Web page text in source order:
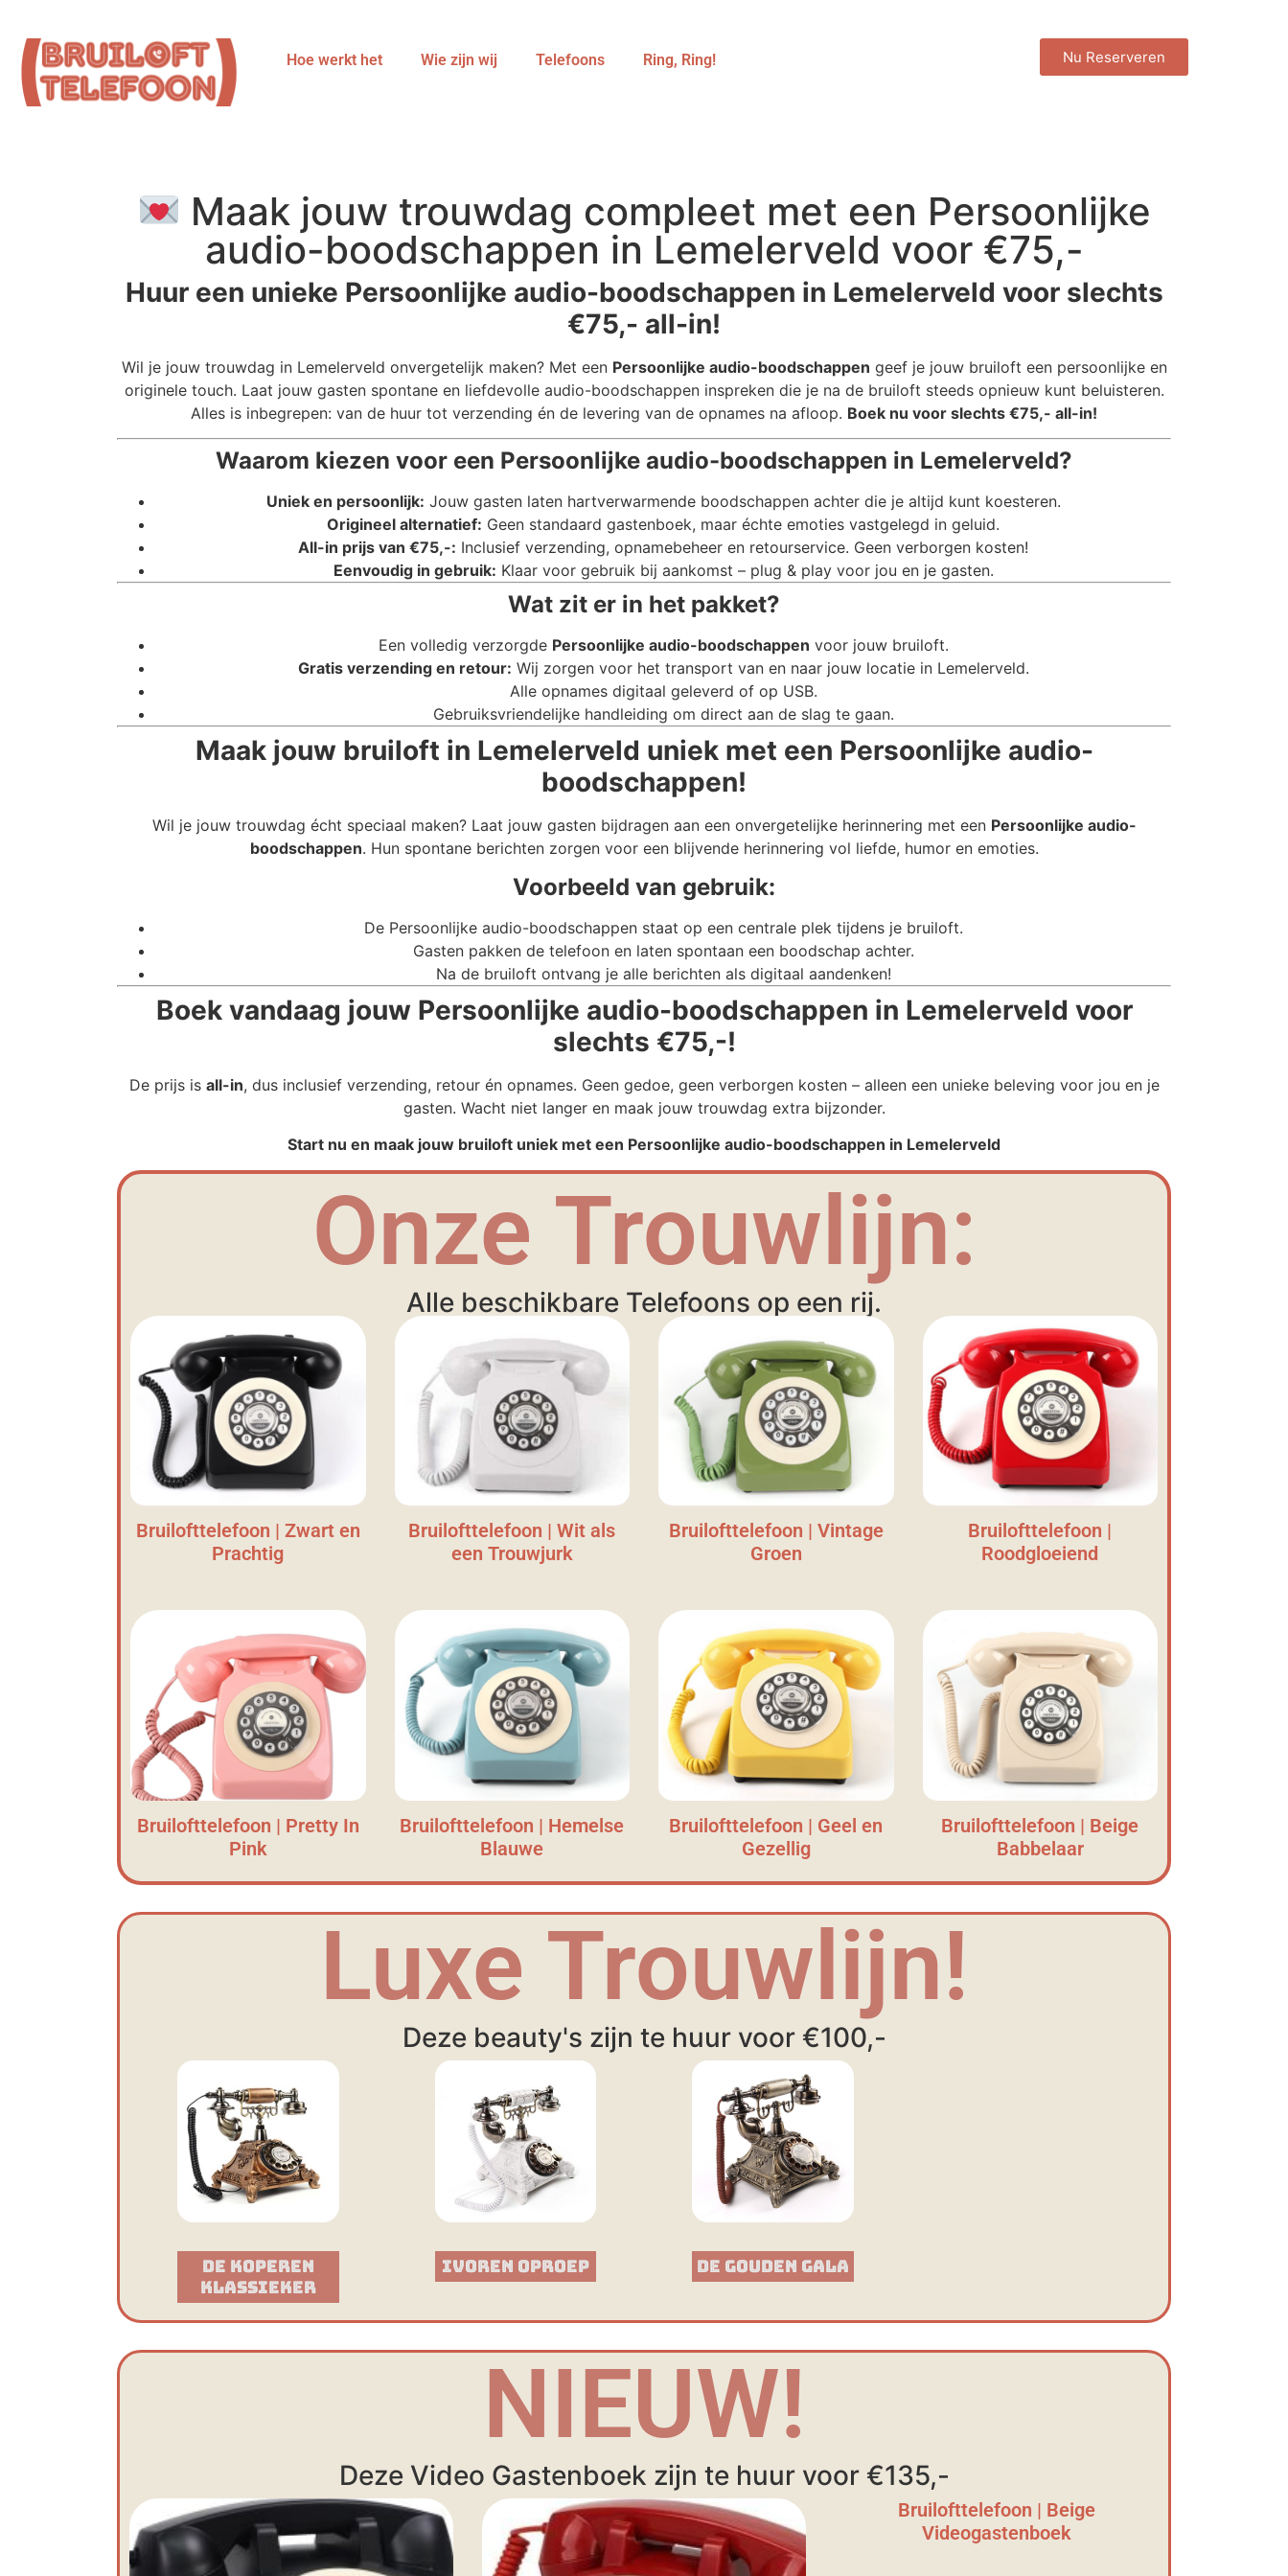
Hoe werkt het Wie zijn wij Telefoons Ring, Ring! Nu Reserveren
Maak jouw trouwdag compleet met een Persoonlijke
audio-boodschappen in Lemelerveld voor €75,-
Huur een unieke Persoonlijke audio-boodschappen in Lemelerveld voor slechts
€75,- all-in!
Wil je jouw trouwdag in Lemelerveld onvergetelijk maken? Met een Persoonlijke audio-boodschappen geef je jouw bruiloft een persoonlijke en
originele touch. Laat jouw gasten spontane en liefdevolle audio-boodschappen inspreken die je na de bruiloft steeds opnieuw kunt beluisteren.
Alles is inbegrepen: van de huur tot verzending én de levering van de opnames na afloop. Boek nu voor slechts €75,- all-in!
Waarom kiezen voor een Persoonlijke audio-boodschappen in Lemelerveld?
Uniek en persoonlijk: Jouw gasten laten hartverwarmende boodschappen achter die je altijd kunt koesteren.
Origineel alternatief: Geen standaard gastenboek, maar échte emoties vastgelegd in geluid.
All-in prijs van €75,-: Inclusief verzending, opnamebeheer en retourservice. Geen verborgen kosten!
Eenvoudig in gebruik: Klaar voor gebruik bij aankomst – plug & play voor jou en je gasten.
Wat zit er in het pakket?
Een volledig verzorgde Persoonlijke audio-boodschappen voor jouw bruiloft.
Gratis verzending en retour: Wij zorgen voor het transport van en naar jouw locatie in Lemelerveld.
Alle opnames digitaal geleverd of op USB.
Gebruiksvriendelijke handleiding om direct aan de slag te gaan.
Maak jouw bruiloft in Lemelerveld uniek met een Persoonlijke audio-
boodschappen!
Wil je jouw trouwdag écht speciaal maken? Laat jouw gasten bijdragen aan een onvergetelijke herinnering met een Persoonlijke audio-
boodschappen. Hun spontane berichten zorgen voor een blijvende herinnering vol liefde, humor en emoties.
Voorbeeld van gebruik:
De Persoonlijke audio-boodschappen staat op een centrale plek tijdens je bruiloft.
Gasten pakken de telefoon en laten spontaan een boodschap achter.
Na de bruiloft ontvang je alle berichten als digitaal aandenken!
Boek vandaag jouw Persoonlijke audio-boodschappen in Lemelerveld voor
slechts €75,-!
De prijs is all-in, dus inclusief verzending, retour én opnames. Geen gedoe, geen verborgen kosten – alleen een unieke beleving voor jou en je
gasten. Wacht niet langer en maak jouw trouwdag extra bijzonder.
Start nu en maak jouw bruiloft uniek met een Persoonlijke audio-boodschappen in Lemelerveld
Onze Trouwlijn:
Alle beschikbare Telefoons op een rij.
Bruilofttelefoon | Zwart en
Prachtig
Bruilofttelefoon | Wit als
een Trouwjurk
Bruilofttelefoon | Vintage
Groen
Bruilofttelefoon |
Roodgloeiend
Bruilofttelefoon | Pretty In
Pink
Bruilofttelefoon | Hemelse
Blauwe
Bruilofttelefoon | Geel en
Gezellig
Bruilofttelefoon | Beige
Babbelaar
Luxe Trouwlijn!
Deze beauty's zijn te huur voor €100,-
De Koperen
Klassieker​
Ivoren Oproep De Gouden Gala
NIEUW!
Deze Video Gastenboek zijn te huur voor €135,-
Bruilofttelefoon | Beige
Videogastenboek